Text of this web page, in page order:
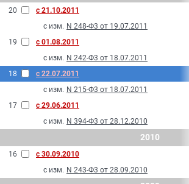
20
с 21.10.2011
с изм. N 248-Ф3 от 19.07.2011
19
с 01.08.2011
с изм. N 242-Ф3 от 18.07.2011
18
с 22.07.2011
с изм. N 215-Ф3 от 18.07.2011
17
с 29.06.2011
с изм. N 394-Ф3 от 28.12.2010
2010
16
с 30.09.2010
с изм. N 243-Ф3 от 28.09.2010